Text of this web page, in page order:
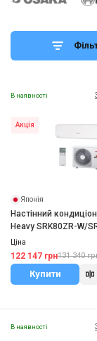
В наявності
Акція
Японія
Настінний
Heavy SRK80ZR-W/
Ціна
122 147 грн131 340
Купити
В наявності